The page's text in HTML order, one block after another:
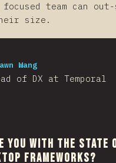
team can
size.
Wang
of DX at Temporal
you with the state
frameworks?